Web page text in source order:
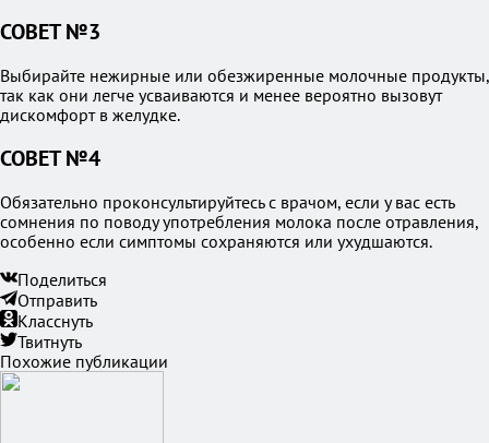
СОВЕТ №3
Выбирайте нежирные или обезжиренные молочные продукты,
так как они легче усваиваются и менее вероятно вызовут
дискомфорт в желудке.
СОВЕТ №4
Обязательно проконсультируйтесь с врачом, если у вас есть
сомнения по поводу употребления молока после отравления,
особенно если симптомы сохраняются или ухудшаются.
Поделиться
Отправить
Класснуть
Твитнуть
Похожие публикации